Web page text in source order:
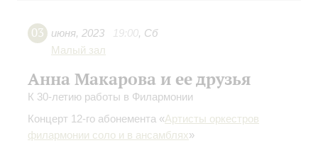
03 июня, 2023 19:00, Сб
Малый зал
Анна Макарова и ее друзья
К 30-летию работы в Филармонии
Концерт 12-го абонемента «Артисты оркестров
филармонии соло и в ансамблях»